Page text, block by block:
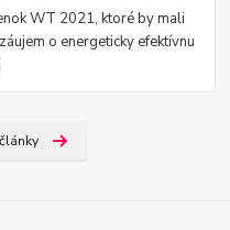
WT 2021, ktoré by mali
o energeticky efektívnu